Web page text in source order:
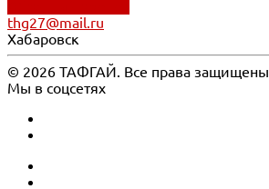
thg27@mail.ru
Хабаровск
© 2026 ТАФГАЙ. Все права защищены
Мы в соцсетях